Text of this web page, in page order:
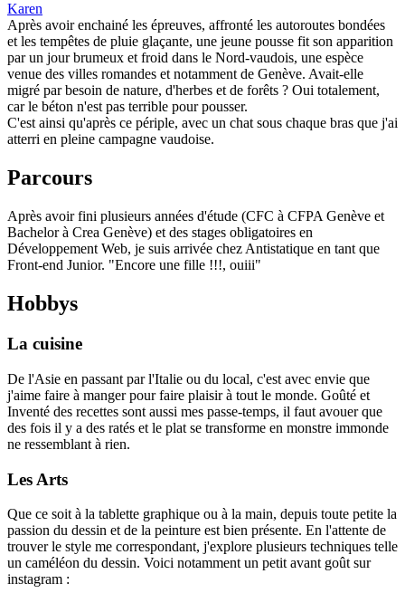
Karen
Après avoir enchainé les épreuves, affronté les autoroutes bondées
et les tempêtes de pluie glaçante, une jeune pousse fit son apparition
par un jour brumeux et froid dans le Nord-vaudois, une espèce
venue des villes romandes et notamment de Genève. Avait-elle
migré par besoin de nature, d'herbes et de forêts ? Oui totalement,
car le béton n'est pas terrible pour pousser.
C'est ainsi qu'après ce périple, avec un chat sous chaque bras que j'ai
atterri en pleine campagne vaudoise.
Parcours
Après avoir fini plusieurs années d'étude (CFC à CFPA Genève et
Bachelor à Crea Genève) et des stages obligatoires en
Développement Web, je suis arrivée chez Antistatique en tant que
Front-end Junior. "Encore une fille !!!, ouiii"
Hobbys
La cuisine
De l'Asie en passant par l'Italie ou du local, c'est avec envie que
j'aime faire à manger pour faire plaisir à tout le monde. Goûté et
Inventé des recettes sont aussi mes passe-temps, il faut avouer que
des fois il y a des ratés et le plat se transforme en monstre immonde
ne ressemblant à rien.
Les Arts
Que ce soit à la tablette graphique ou à la main, depuis toute petite la
passion du dessin et de la peinture est bien présente. En l'attente de
trouver le style me correspondant, j'explore plusieurs techniques telle
un caméléon du dessin. Voici notamment un petit avant goût sur
instagram :